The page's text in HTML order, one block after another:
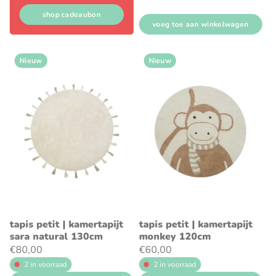
shop cadeaubon
voeg toe aan winkelwagen
Nieuw
tapis petit | kamertapijt
sara natural 130cm
€80,00
2 in voorraad
Nieuw
tapis petit | kamertapijt
monkey 120cm
€60,00
2 in voorraad